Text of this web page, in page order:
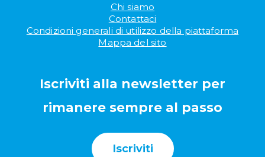
Chi siamo
Contattaci
Condizioni generali di utilizzo della piattaforma
Mappa del sito
Iscriviti alla newsletter per
rimanere sempre al passo
Iscriviti